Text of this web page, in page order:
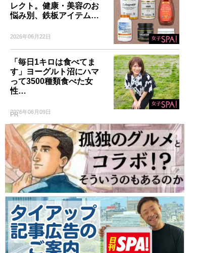
レクト。健康・美容のお
悩み別、鉄板アイテム…
2026年06月22日
「毎日1キロは食べてま
す」ヨーグルト沼にハマ
って3500種類食べた女
性…
2026年06月09日
PR